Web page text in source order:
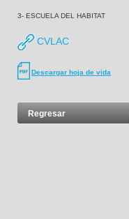
3- ESCUELA DEL HABITAT
CVLAC
Descargar hoja de vida
Regresar